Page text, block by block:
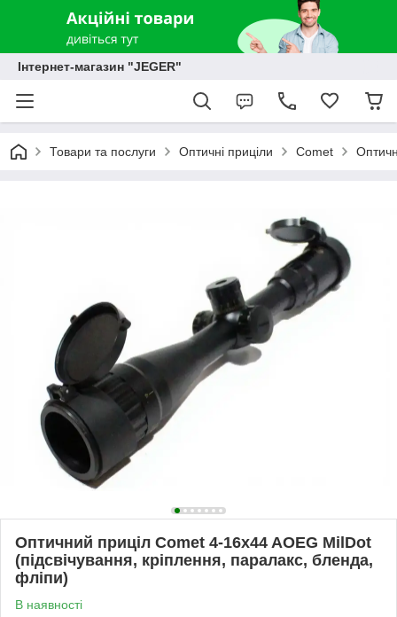
Інтернет-магазин "JEGER"
Товари та послуги Оптичні приціли Comet
Оптичний приціл Comet 4-16x44 AOEG MilDot
(підсвічування, кріплення, паралакс, бленда,
фліпи)
В наявності